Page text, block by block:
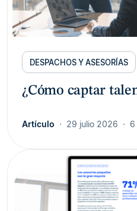
DESPACHOS Y ASESORÍAS
¿Cómo captar
Artículo 29 julio 2026 6